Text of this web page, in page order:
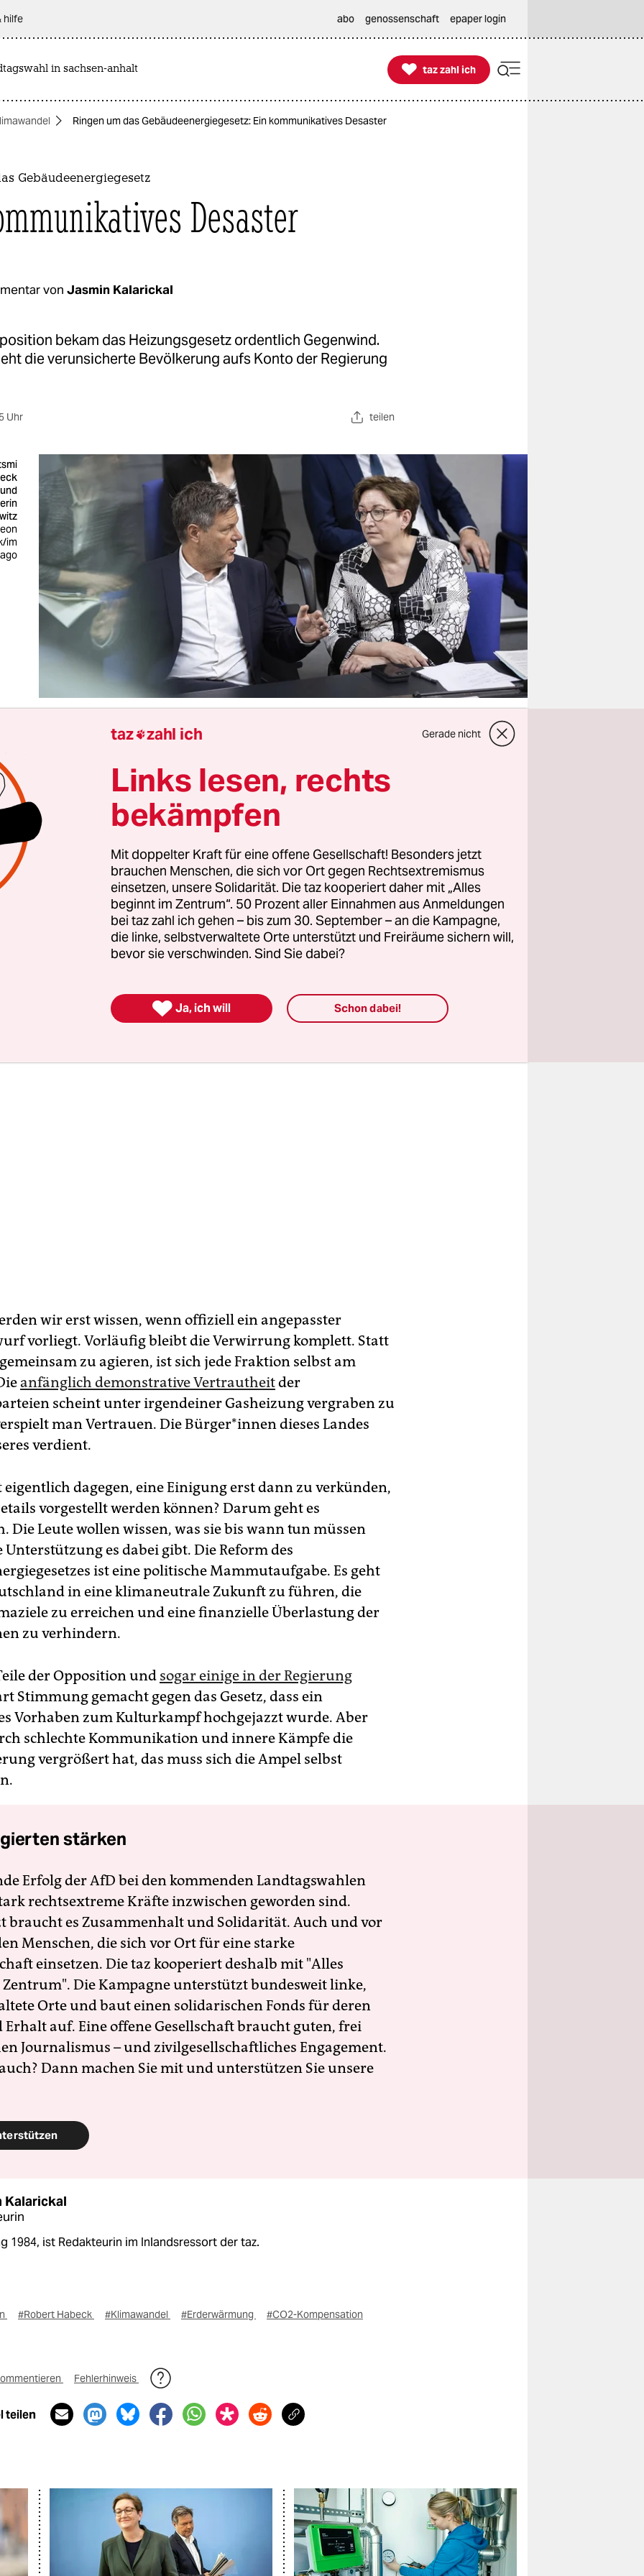
hilfe abo genossenschaft epaper login
in sachsen-anhalt 
taz zahl ich
taz zahl ich
Ringen um das Gebäudeenergiegesetz: Ein kommunikatives Desaster
Gebäudeenergiegesetz
Desaster
von Jasmin Kalarickal
bekam das Heizungsgesetz ordentlich Gegenwind.
die verunsicherte Bevölkerung aufs Konto der Regierung
Uhr teilen
und
im
ago
der Koalitionsfraktionen von SPD, Grünen und FDP
die Einigung über das Gebäudeenergiegesetz.
können sich Zyniker*innen, die das langwierige
um das Heizungsgesetz verfolgt haben, fragen: Die
ist das denn nun? Und ist es jetzt die letzte?
Bür­ge­r*in­nen wurden von der Ampelregierung
Die angekündigten Details der Einigung wurden nicht
Zwar kursieren interne Papiere der Fraktionen, die
geben sollten. Beim Abgleich dieser Papiere kam jedoch an
mehr bekannt als noch in den zuletzt beschlossenen
wir erst wissen, wenn offiziell ein angepasster
vorliegt. Vorläufig bleibt die Verwirrung komplett. Statt
zu agieren, ist sich jede Fraktion selbst am
anfänglich demonstrative Vertrautheitder
scheint unter irgendeiner Gasheizung vergraben zu
man Vertrauen. Die Bür­ge­r*in­nen dieses Landes
verdient.
eigentlich dagegen, eine Einigung erst dann zu verkünden,
vorgestellt werden können? Darum geht es
Die Leute wollen wissen, was sie bis wann tun müssen
Unterstützung es dabei gibt. Die Reform des
ist eine politische Mammutaufgabe. Es geht
in eine klimaneutrale Zukunft zu führen, die
zu erreichen und eine finanzielle Überlastung der
zu verhindern.
der Opposition und sogar einige in der Regierung
Stimmung gemacht gegen das Gesetz, dass ein
Vorhaben zum Kulturkampf hochgejazzt wurde. Aber
schlechte Kommunikation und innere Kämpfe die
vergrößert hat, das muss sich die Ampel selbst
stärken
Erfolg der AfD bei den kommenden Landtagswahlen
rechtsextreme Kräfte inzwischen geworden sind.
braucht es Zusammenhalt und Solidarität. Auch und vor
Menschen, die sich vor Ort für eine starke
einsetzen. Die taz kooperiert deshalb mit "Alles
Die Kampagne unterstützt bundesweit linke,
Orte und baut einen solidarischen Fonds für deren
Erhalt auf. Eine offene Gesellschaft braucht guten, frei
Journalismus – und zivilgesellschaftliches Engagement.
Dann machen Sie mit und unterstützen Sie unsere
Kalarickal
1984, ist Redakteurin im Inlandsressort der taz.
#Robert Habeck #Klimawandel #Erderwärmung
#CO2-Kompensation
Fehlerhinweis
teilen
taz zahl ich Gerade nicht
Links lesen, rechts
bekämpfen
Mit doppelter Kraft für eine offene Gesellschaft! Besonders jetzt
brauchen Menschen, die sich vor Ort gegen Rechtsextremismus
einsetzen, unsere Solidarität. Die taz kooperiert daher mit „Alles
beginnt im Zentrum“. 50 Prozent aller Einnahmen aus Anmeldungen
bei taz zahl ich gehen – bis zum 30. September – an die Kampagne,
die linke, selbstverwaltete Orte unterstützt und Freiräume sichern will,
bevor sie verschwinden. Sind Sie dabei?
 Ja, ich will Schon dabei!